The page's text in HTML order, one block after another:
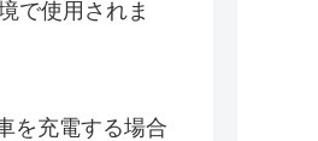
で使用されま
を充電する場合